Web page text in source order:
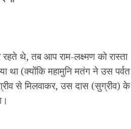
थे, तब आप राम-लक्ष्मण को रास्ता
(क्योंकि महामुनि मतंग ने उस पर्वत
से मिलवाकर, उस दास (सुग्रीव) के